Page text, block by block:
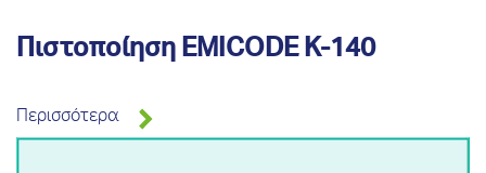
Πιστοποίηση EMICODE Κ-140
Περισσότερα